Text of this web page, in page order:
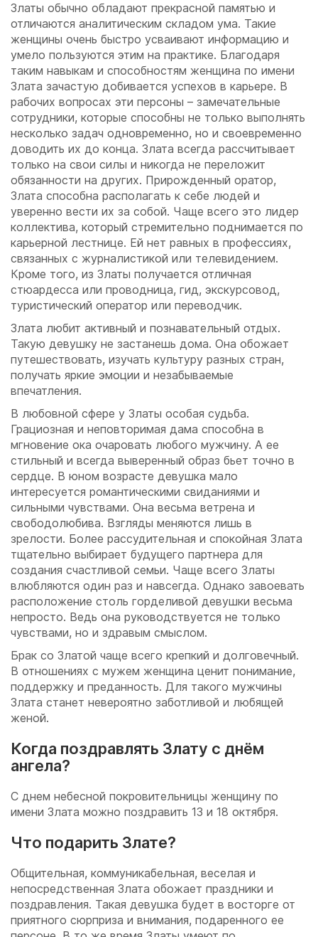
Златы обычно обладают прекрасной памятью и
отличаются аналитическим складом ума. Такие
женщины очень быстро усваивают информацию и
умело пользуются этим на практике. Благодаря
таким навыкам и способностям женщина по имени
Злата зачастую добивается успехов в карьере. В
рабочих вопросах эти персоны – замечательные
сотрудники, которые способны не только выполнять
несколько задач одновременно, но и своевременно
доводить их до конца. Злата всегда рассчитывает
только на свои силы и никогда не переложит
обязанности на других. Прирожденный оратор,
Злата способна располагать к себе людей и
уверенно вести их за собой. Чаще всего это лидер
коллектива, который стремительно поднимается по
карьерной лестнице. Ей нет равных в профессиях,
связанных с журналистикой или телевидением.
Кроме того, из Златы получается отличная
стюардесса или проводница, гид, экскурсовод,
туристический оператор или переводчик.
Злата любит активный и познавательный отдых.
Такую девушку не застанешь дома. Она обожает
путешествовать, изучать культуру разных стран,
получать яркие эмоции и незабываемые
впечатления.
В любовной сфере у Златы особая судьба.
Грациозная и неповторимая дама способна в
мгновение ока очаровать любого мужчину. А ее
стильный и всегда выверенный образ бьет точно в
сердце. В юном возрасте девушка мало
интересуется романтическими свиданиями и
сильными чувствами. Она весьма ветрена и
свободолюбива. Взгляды меняются лишь в
зрелости. Более рассудительная и спокойная Злата
тщательно выбирает будущего партнера для
создания счастливой семьи. Чаще всего Златы
влюбляются один раз и навсегда. Однако завоевать
расположение столь горделивой девушки весьма
непросто. Ведь она руководствуется не только
чувствами, но и здравым смыслом.
Брак со Златой чаще всего крепкий и долговечный.
В отношениях с мужем женщина ценит понимание,
поддержку и преданность. Для такого мужчины
Злата станет невероятно заботливой и любящей
женой.
Когда поздравлять Злату с днём
ангела?
С днем небесной покровительницы женщину по
имени Злата можно поздравить 13 и 18 октября.
Что подарить Злате?
Общительная, коммуникабельная, веселая и
непосредственная Злата обожает праздники и
поздравления. Такая девушка будет в восторге от
приятного сюрприза и внимания, подаренного ее